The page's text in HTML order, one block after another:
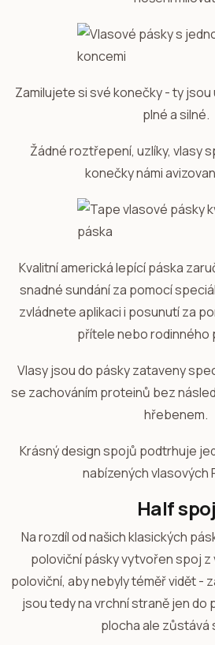
Zamilujete si své konečky - ty
plné a silné.
Žádné roztřepení, uzlíky, vlasy
konečky námi
Kvalitní americká lepící páska
snadné sundání za pomocí
zvládnete aplikaci i posunutí za
přítele nebo rodinného
Vlasy jsou do pásky zataveny
se zachováním proteinů bez
hřebenem.
Krásný design spojů podtrhuje
nabízených vlasových
Half spoj
Na rozdíl od našich klasických
poloviční pásky vytvořen spoj z
poloviční, aby nebyly téměř vidět -
jsou tedy na vrchní straně jen do
plocha ale zůstává